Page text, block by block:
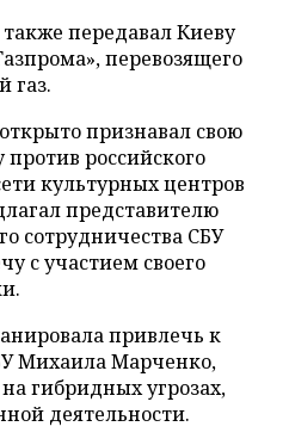
передавал Киеву
перевозящего
газ.
признавал свою
против российского
культурных центров
представителю
сотрудничества СБУ
с участием своего
привлечь к
Михаила Марченко,
гибридных угрозах,
деятельности.